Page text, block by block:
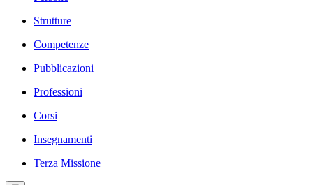
Strutture
Competenze
Pubblicazioni
Professioni
Corsi
Insegnamenti
Terza Missione